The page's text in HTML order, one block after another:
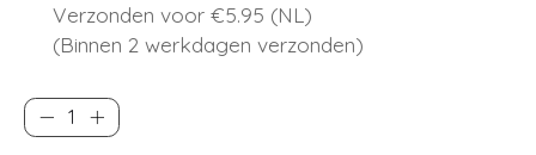
Verzonden voor €5.95 (NL)
(Binnen 2 werkdagen verzonden)